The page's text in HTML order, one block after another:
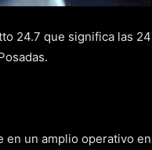
24.7 que significa las 24
en un amplio operativo en